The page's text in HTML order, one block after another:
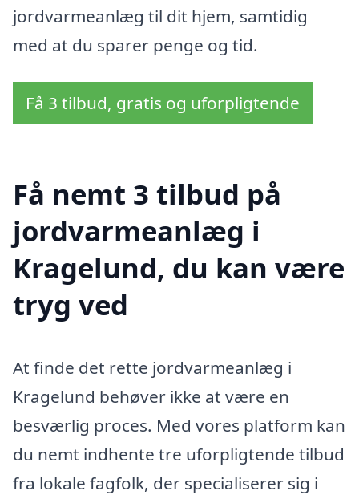
jordvarmeanlæg til dit hjem, samtidig
med at du sparer penge og tid.
Få 3 tilbud, gratis og uforpligtende
Få nemt 3 tilbud på
jordvarmeanlæg i
Kragelund, du kan være
tryg ved
At finde det rette jordvarmeanlæg i
Kragelund behøver ikke at være en
besværlig proces. Med vores platform kan
du nemt indhente tre uforpligtende tilbud
fra lokale fagfolk, der specialiserer sig i